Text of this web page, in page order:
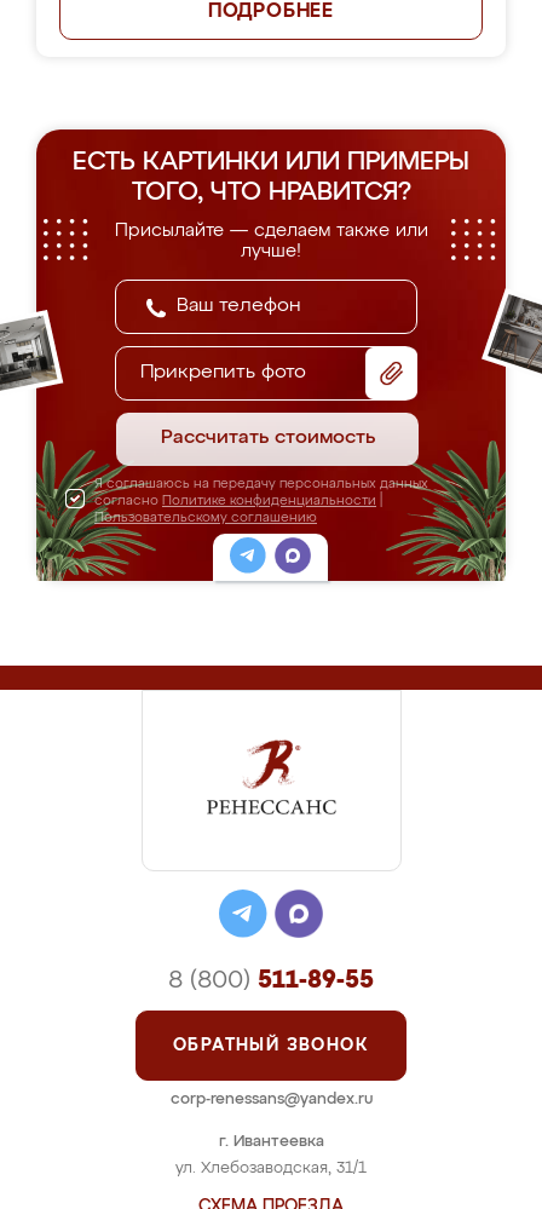
ПОДРОБНЕЕ
ЕСТЬ КАРТИНКИ ИЛИ ПРИМЕРЫ
ТОГО, ЧТО НРАВИТСЯ?
Присылайте — сделаем также или
лучше!
Прикрепить фото
Рассчитать стоимость
Я соглашаюсь на передачу персональных данных
согласно Политике конфиденциальности
Пользовательскому соглашению
г. Ивантеевка
ул. Хлебозаводская, 31/1
8 (800) 511-89-55
ОБРАТНЫЙ ЗВОНОК
corp-renessans@yandex.ru